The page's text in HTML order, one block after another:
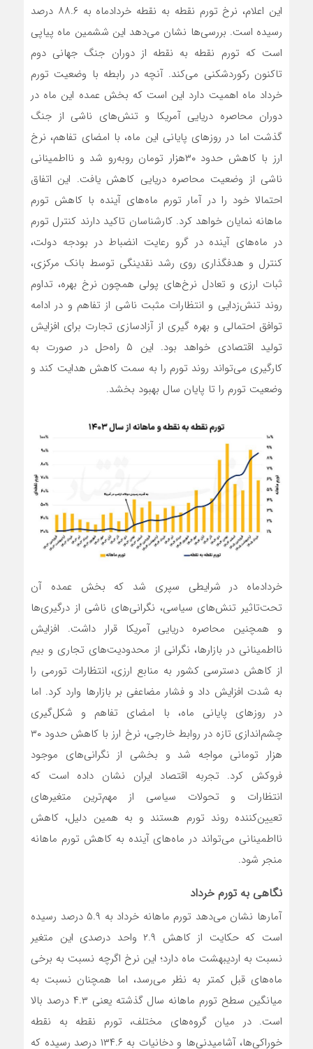
این اعلام، نرخ تورم نقطه به نقطه خردادماه به ۸۸.۶ درصد
رسیده است. بررسی‌ها نشان می‌دهد این ششمین ماه پیاپی
است که تورم نقطه به نقطه از دوران جنگ جهانی دوم
تاکنون رکوردشکنی می‌کند. آنچه در رابطه با وضعیت تورم
خرداد ماه اهمیت دارد این است که بخش عمده این ماه در
دوران محاصره دریایی آمریکا و تنش‌های ناشی از جنگ
گذشت اما در روزهای پایانی این ماه، با امضای تفاهم، نرخ
ارز با کاهش حدود ۳۰هزار تومان روبه‌رو شد و نااطمینانی
ناشی از وضعیت محاصره دریایی کاهش یافت. این اتفاق
احتمالا خود را در آمار تورم ماه‌های آینده با کاهش تورم
ماهانه نمایان خواهد کرد. کارشناسان تاکید دارند کنترل تورم
در ماه‌های آینده در گرو رعایت انضباط در بودجه دولت،
کنترل و هدفگذاری روی رشد نقدینگی توسط بانک مرکزی،
ثبات ارزی و تعادل نرخ‌های پولی همچون نرخ بهره، تداوم
روند تنش‌زدایی و انتظارات مثبت ناشی از تفاهم و در ادامه
توافق احتمالی و بهره گیری از آزادسازی تجارت برای افزایش
تولید اقتصادی خواهد بود. این ۵ راه‌حل در صورت به
کارگیری می‌تواند روند تورم را به سمت کاهش هدایت کند و
وضعیت تورم را تا پایان سال بهبود بخشد.
خردادماه در شرایطی سپری شد که بخش عمده آن
تحت‌تاثیر تنش‌های سیاسی، نگرانی‌های ناشی از درگیری‌ها
و همچنین محاصره دریایی آمریکا قرار داشت. افزایش
نااطمینانی در بازارها، نگرانی از محدودیت‌های تجاری و بیم
از کاهش دسترسی کشور به منابع ارزی، انتظارات تورمی را
به شدت افزایش داد و فشار مضاعفی بر بازارها وارد کرد. اما
در روزهای پایانی ماه، با امضای تفاهم و شکل‌گیری
چشم‌اندازی تازه در روابط خارجی، نرخ ارز با کاهش حدود ۳۰
هزار تومانی مواجه شد و بخشی از نگرانی‌های موجود
فروکش کرد. تجربه اقتصاد ایران نشان داده است که
انتظارات و تحولات سیاسی از مهم‌ترین متغیرهای
تعیین‌کننده روند تورم هستند و به همین دلیل، کاهش
نااطمینانی می‌تواند در ماه‌های آینده به کاهش تورم ماهانه
منجر شود.
نگاهی به تورم خرداد
آمارها نشان می‌دهد تورم ماهانه خرداد به ۵.۹ درصد رسیده
است که حکایت از کاهش ۲.۹ واحد درصدی این متغیر
نسبت به اردیبهشت ماه دارد؛ این نرخ اگرچه نسبت به برخی
ماه‌های قبل کمتر به نظر می‌رسد، اما همچنان نسبت به
میانگین سطح تورم ماهانه سال گذشته یعنی ۴.۳ درصد بالا
است. در میان گروه‌های مختلف، تورم نقطه به نقطه
خوراکی‌ها، آشامیدنی‌ها و دخانیات به ۱۳۴.۶ درصد رسیده که